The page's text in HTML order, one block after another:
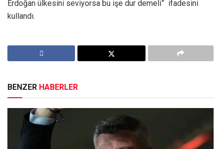
Erdoğan ülkesini seviyorsa bu işe dur demeli” ifadesini
kullandı.
BENZER HABERLER